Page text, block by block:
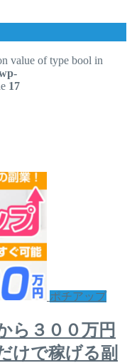
value of type bool in
17
ポチアップ
ら３００万円
けで稼げる副